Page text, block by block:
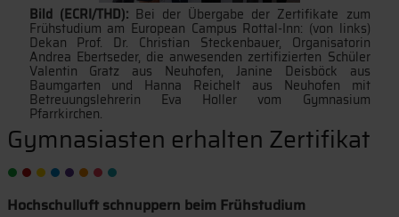
Bild (ECRI/THD): Bei der Übergabe der Zertifikate zum
Frühstudium am European Campus Rottal-Inn: (von links)
Dekan Prof. Dr. Christian Steckenbauer, Organisatorin
Andrea Ebertseder, die anwesenden zertifizierten Schüler
Valentin Gratz aus Neuhofen, Janine Deisböck aus
Baumgarten und Hanna Reichelt aus Neuhofen mit
Betreuungslehrerin Eva Holler vom Gymnasium
Pfarrkirchen.
Gymnasiasten erhalten Zertifikat
Hochschulluft schnuppern beim Frühstudium